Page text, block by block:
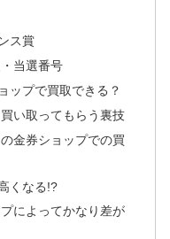
ス賞
当選番号
ップで買取できる？
い取ってもらう裏技
金券ショップでの買
くなる!?
によってかなり差が